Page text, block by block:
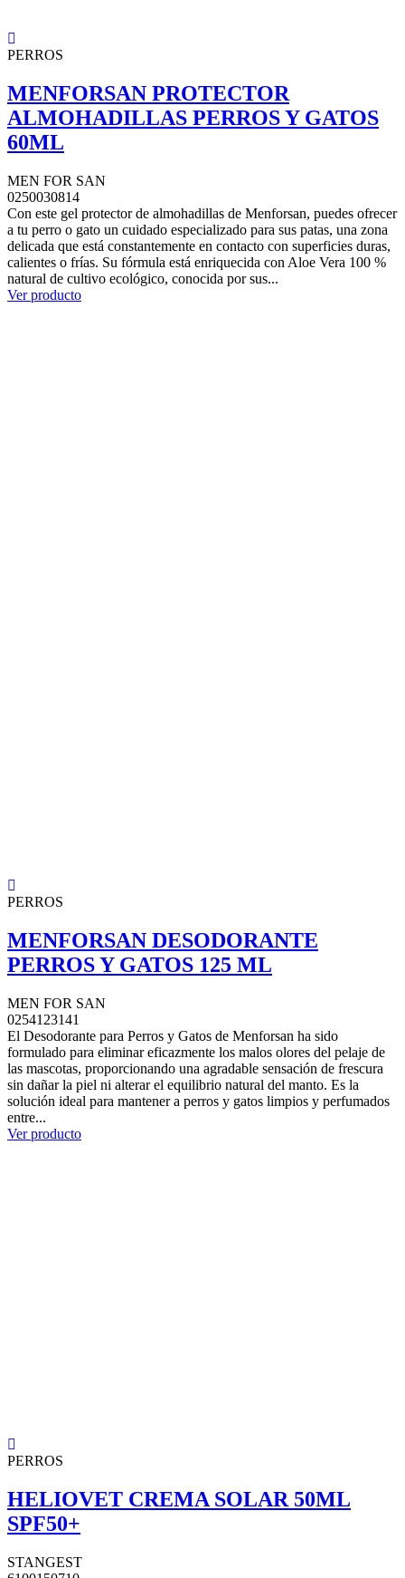
PERROS
MENFORSAN PROTECTOR
ALMOHADILLAS PERROS Y GATOS
60ML
MEN FOR SAN
0250030814
Con este gel protector de almohadillas de Menforsan, puedes ofrecer
a tu perro o gato un cuidado especializado para sus patas, una zona
delicada que está constantemente en contacto con superficies duras,
calientes o frías. Su fórmula está enriquecida con Aloe Vera 100 %
natural de cultivo ecológico, conocida por sus...
Ver producto
PERROS
MENFORSAN DESODORANTE
PERROS Y GATOS 125 ML
MEN FOR SAN
0254123141
El Desodorante para Perros y Gatos de Menforsan ha sido
formulado para eliminar eficazmente los malos olores del pelaje de
las mascotas, proporcionando una agradable sensación de frescura
sin dañar la piel ni alterar el equilibrio natural del manto. Es la
solución ideal para mantener a perros y gatos limpios y perfumados
entre...
Ver producto
PERROS
HELIOVET CREMA SOLAR 50ML
SPF50+
STANGEST